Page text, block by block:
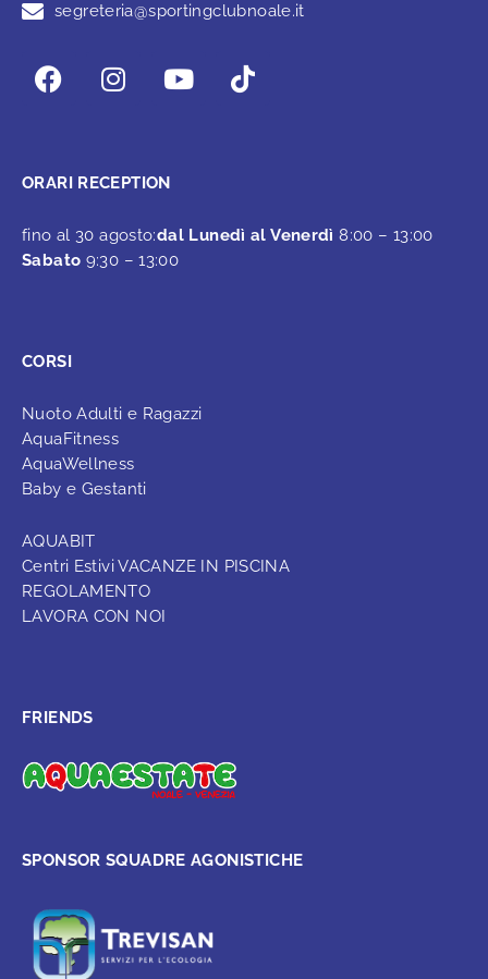
segreteria@sportingclubnoale.it
ORARI RECEPTION
fino al 30 agosto:dal Lunedì al Venerdì 8:00 – 13:00
Sabato 9:30 – 13:00
CORSI
Nuoto Adulti e Ragazzi
AquaFitness
AquaWellness
Baby e Gestanti
AQUABIT
Centri Estivi VACANZE IN PISCINA
REGOLAMENTO
LAVORA CON NOI
FRIENDS
SPONSOR SQUADRE AGONISTICHE